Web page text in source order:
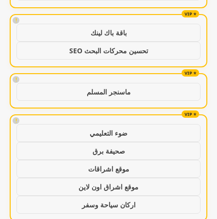
!
باقة باك لينك
تحسين محركات البحث SEO
!
ماسنجر المسلم
!
ضوء التعليمي
صحيفة برق
موقع اشراقات
موقع اشراق اون لاين
اركان سياحة وسفر